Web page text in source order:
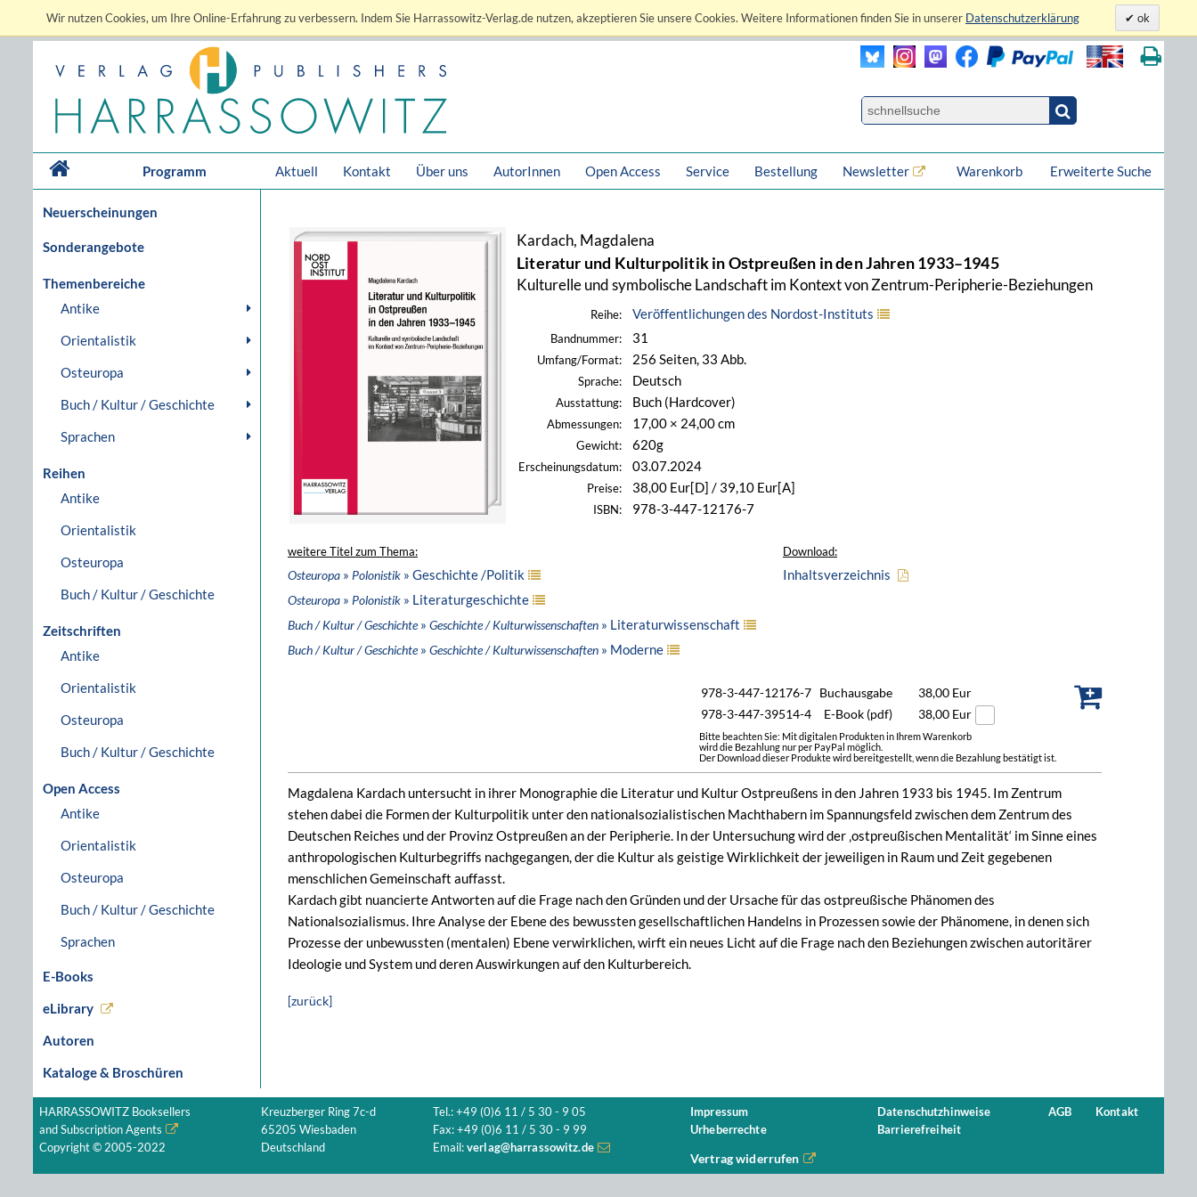
Wir nutzen Cookies, um Ihre Online-Erfahrung zu verbessern. Indem Sie Harrassowitz-Verlag.de nutzen, akzeptieren Sie unsere Cookies. Weitere Informationen finden Sie in unserer Datenschutzerklärung ok
Programm Aktuell Kontakt Über uns AutorInnen Open Access Service Bestellung Newsletter Erweiterte Suche
Warenkorb
Neuerscheinungen
Sonderangebote
Themenbereiche
Antike
Orientalistik
Osteuropa
Buch / Kultur / Geschichte
Sprachen
Reihen
Antike
Orientalistik
Osteuropa
Buch / Kultur / Geschichte
Zeitschriften
Antike
Orientalistik
Osteuropa
Buch / Kultur / Geschichte
Open Access
Antike
Orientalistik
Osteuropa
Buch / Kultur / Geschichte
Sprachen
E-Books
eLibrary
Autoren
Kataloge & Broschüren
Kardach, Magdalena
Literatur und Kulturpolitik in Ostpreußen in den Jahren 1933–1945
Kulturelle und symbolische Landschaft im Kontext von Zentrum-Peripherie-Beziehungen
Reihe: Veröffentlichungen des Nordost-Instituts
Bandnummer: 31
Umfang/Format: 256 Seiten, 33 Abb.
Sprache: Deutsch
Ausstattung: Buch (Hardcover)
Abmessungen: 17,00 × 24,00 cm
Gewicht: 620g
Erscheinungsdatum: 03.07.2024
Preise: 38,00 Eur[D] / 39,10 Eur[A]
ISBN: 978-3-447-12176-7
weitere Titel zum Thema:
Osteuropa » Polonistik » Geschichte /Politik
Osteuropa » Polonistik » Literaturgeschichte
Buch / Kultur / Geschichte» Geschichte / Kulturwissenschaften » Literaturwissenschaft
Buch / Kultur / Geschichte» Geschichte / Kulturwissenschaften » Moderne
Download:
Inhaltsverzeichnis
978-3-447-12176-7 Buchausgabe
38,00 Eur
978-3-447-39514-4
E-Book (pdf) 38,00 Eur
Bitte beachten Sie: Mit digitalen Produkten in Ihrem Warenkorb
wird die Bezahlung nur per PayPal möglich.
Der Download dieser Produkte wird bereitgestellt, wenn die Bezahlung bestätigt ist.
Magdalena Kardach untersucht in ihrer Monographie die Literatur und Kultur Ostpreußens in den Jahren 1933 bis 1945. Im Zentrum
stehen dabei die Formen der Kulturpolitik unter den nationalsozialistischen Machthabern im Spannungsfeld zwischen dem Zentrum des
Deutschen Reiches und der Provinz Ostpreußen an der Peripherie. In der Untersuchung wird der ‚ostpreußischen Mentalität‘ im Sinne eines
anthropologischen Kulturbegriffs nachgegangen, der die Kultur als geistige Wirklichkeit der jeweiligen in Raum und Zeit gegebenen
menschlichen Gemeinschaft auffasst.
Kardach gibt nuancierte Antworten auf die Frage nach den Gründen und der Ursache für das ostpreußische Phänomen des
Nationalsozialismus. Ihre Analyse der Ebene des bewussten gesellschaftlichen Handelns in Prozessen sowie der Phänomene, in denen sich
Prozesse der unbewussten (mentalen) Ebene verwirklichen, wirft ein neues Licht auf die Frage nach den Beziehungen zwischen autoritärer
Ideologie und System und deren Auswirkungen auf den Kulturbereich.
[zurück]
HARRASSOWITZ Booksellers
and Subscription Agents
Copyright © 2005-2022
Kreuzberger Ring 7c-d
65205 Wiesbaden
Deutschland
Tel.: +49 (0)6 11 / 5 30 - 9 05
Fax: +49 (0)6 11 / 5 30 - 9 99
Email: verlag@harrassowitz.de
Impressum
Urheberrechte
Datenschutzhinweise
Barrierefreiheit
AGB Kontakt
Vertrag widerrufen